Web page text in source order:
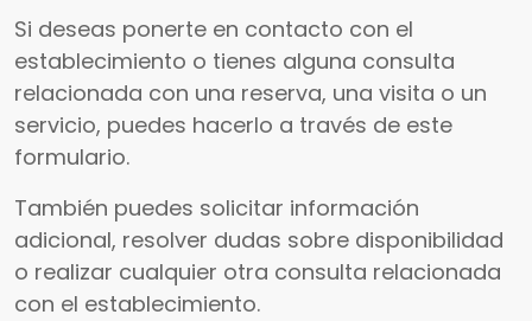
Si deseas ponerte en contacto con el
establecimiento o tienes alguna consulta
relacionada con una reserva, una visita o un
servicio, puedes hacerlo a través de este
formulario.
También puedes solicitar información
adicional, resolver dudas sobre disponibilidad
o realizar cualquier otra consulta relacionada
con el establecimiento.